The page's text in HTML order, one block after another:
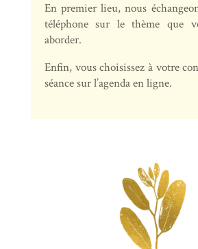
En premier lieu, nous
téléphone sur le thème que
aborder.
Enfin, vous choisissez à votre
séance sur l’agenda en ligne.